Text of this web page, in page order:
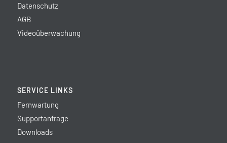
Datenschutz
AGB
Videoüberwachung
SERVICE LINKS
Fernwartung
Supportanfrage
Downloads